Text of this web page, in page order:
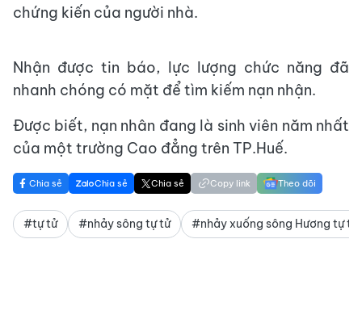
chứng kiến của người nhà.
Nhận được tin báo, lực lượng chức năng đã
nhanh chóng có mặt để tìm kiếm nạn nhận.
Được biết, nạn nhân đang là sinh viên năm nhất
của một trường Cao đẳng trên TP.Huế.
Chia sẻ Chia sẻ Chia sẻ Copy link Theo dõi
#tự tử #nhảy sông tự tử #nhảy xuống sông Hương tự tử